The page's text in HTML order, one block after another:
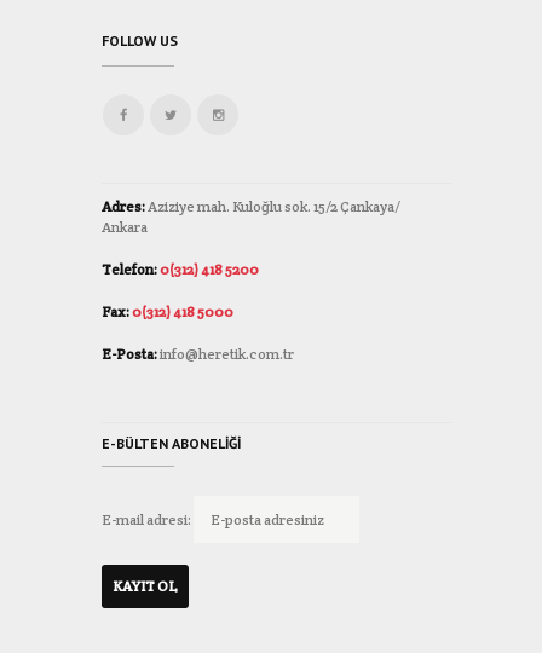
FOLLOW US
Adres:Aziziye mah. Kuloğlu sok. 15/2 Çankaya/
Ankara
Telefon:0(312) 418 5200
Fax:0(312) 418 5000
E-Posta:info@heretik.com.tr
E-BÜLTEN ABONELIĞI
E-mail adresi: